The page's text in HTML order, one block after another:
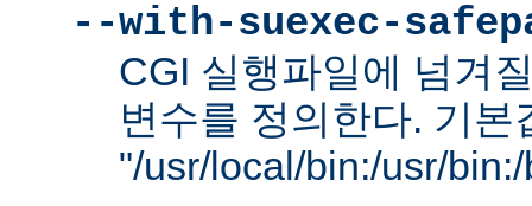
--with-suexec-
CGI 실행파일에 넘겨
변수를 정의한다. 기본
"/usr/local/bin:/usr/